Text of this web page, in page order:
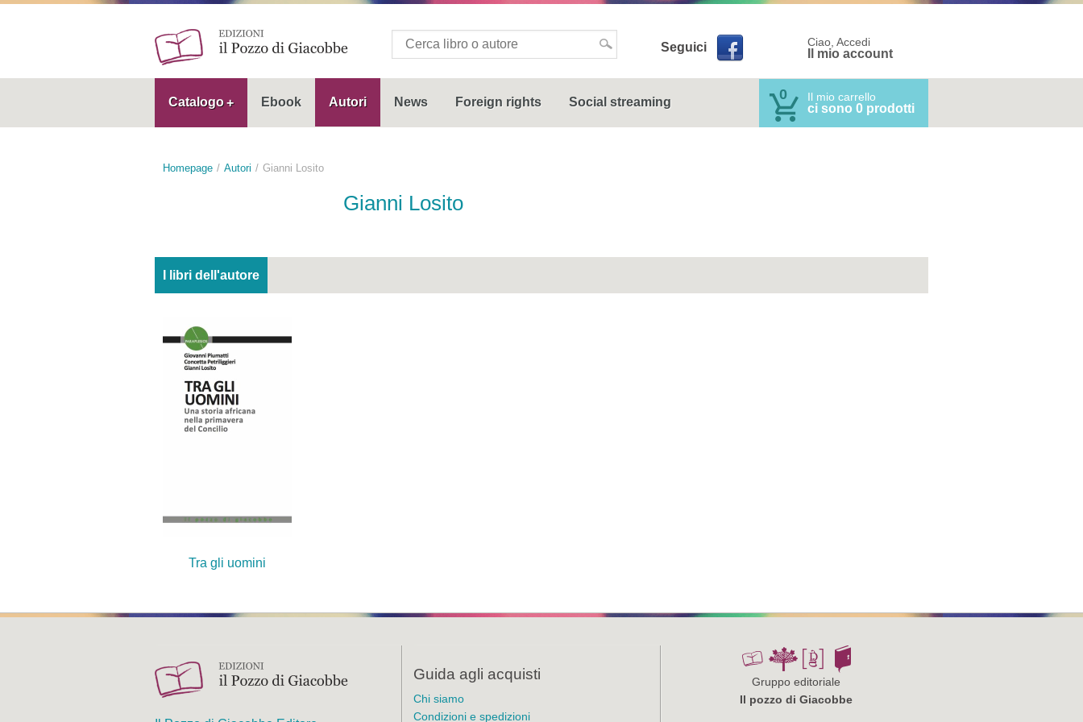
Seguici Ciao, Accedi
Il mio account
Catalogo Ebook Autori News Foreign rights Social streaming 0 Il mio carrello
ci sono 0 prodotti
Homepage Autori Gianni Losito
Gianni Losito
I libri dell'autore
Tra gli uomini
Guida agli acquisti
Chi siamo
Condizioni e spedizioni
Gruppo editoriale
Il pozzo di Giacobbe